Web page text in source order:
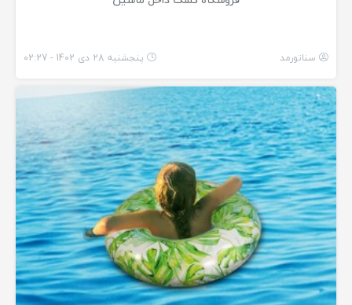
سناتورمد پنجشنبه 28 دی 1402 - 02:27